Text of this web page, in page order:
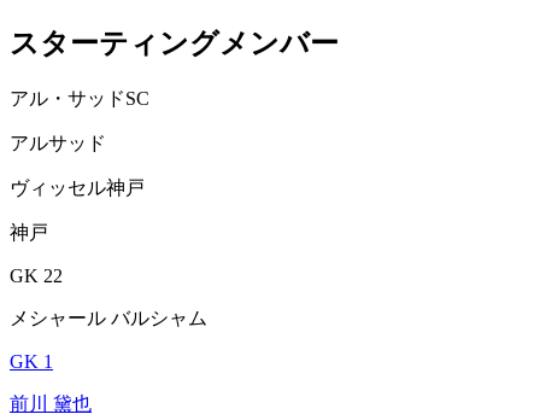
スターティングメンバー
アル・サッドSC
アルサッド
ヴィッセル神戸
神戸
GK 22
メシャール バルシャム
GK 1
前川 黛也